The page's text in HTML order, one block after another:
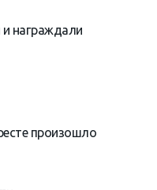
и награждали
произошло